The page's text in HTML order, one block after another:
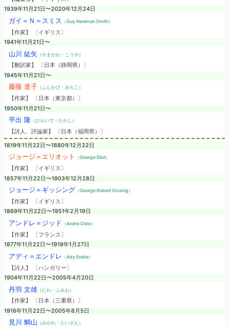
1939年11月21日〜2020年12月24日
ガイ＝Ｎ＝スミス （Guy Newman Smith）
【作家】 〔イギリス〕
1941年11月21日〜
山川 紘矢 （やまかわ・こうや）
【翻訳家】 〔日本（静岡県）〕
1945年11月21日〜
藤蔭 道子（ふじかげ・みちこ）
【作家】 〔日本（東京都）〕
1950年11月21日〜
平出 隆（ひらいで・たかし）
【詩人、評論家】 〔日本（福岡県）〕
1819年11月22日〜1880年12月22日
ジョージ＝エリオット （George Eliot）
【作家】 〔イギリス〕
1857年11月22日〜1903年12月28日
ジョージ＝ギッシング （George Robert Gissing）
【作家】 〔イギリス〕
1869年11月22日〜1951年2月19日
アンドレ＝ジッド （Andre Gide）
【作家】 〔フランス〕
1877年11月22日〜1919年1月27日
アディ＝エンドレ （Ady Endre）
【詩人】 〔ハンガリー〕
1904年11月22日〜2005年4月20日
丹羽 文雄（にわ・ふみお）
【作家】 〔日本（三重県）〕
1916年11月22日〜2005年8月5日
見川 鯛山 （みかわ・たいざん）